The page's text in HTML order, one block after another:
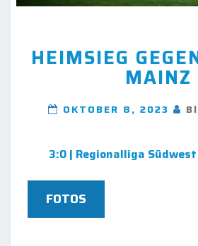
MAINZ
HEIMSIEG
MAINZ
OKTOBER 8, 2023
3:0 | Regionalliga
FOTOS